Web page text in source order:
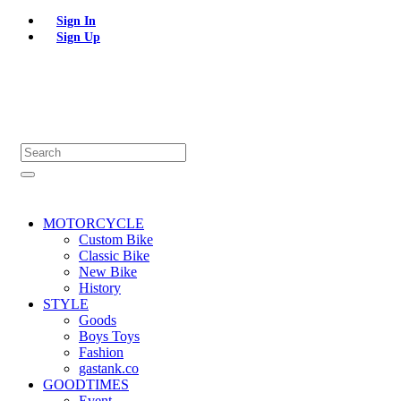
Sign In
Sign Up
MOTORCYCLE
Custom Bike
Classic Bike
New Bike
History
STYLE
Goods
Boys Toys
Fashion
gastank.co
GOODTIMES